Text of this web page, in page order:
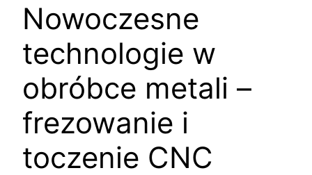
Nowoczesne
technologie w
obróbce metali –
frezowanie i
toczenie CNC